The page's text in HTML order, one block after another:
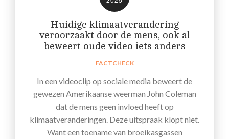
Huidige klimaatverandering
veroorzaakt door de mens, ook al
beweert oude video iets anders
FACTCHECK
In een videoclip op sociale media beweert de
gewezen Amerikaanse weerman John Coleman
dat de mens geen invloed heeft op
klimaatveranderingen. Deze uitspraak klopt niet.
Want een toename van broeikasgassen